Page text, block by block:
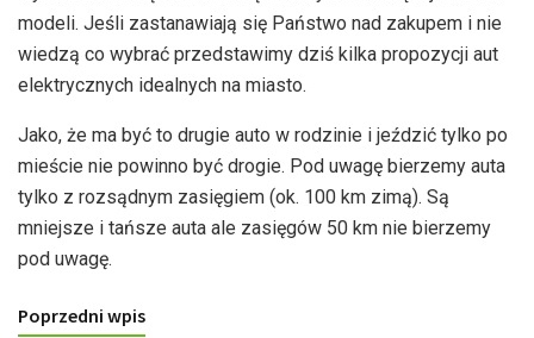
modeli. Jeśli zastanawiają się Państwo nad zakupem i nie
wiedzą co wybrać przedstawimy dziś kilka propozycji aut
elektrycznych idealnych na miasto.
Jako, że ma być to drugie auto w rodzinie i jeździć tylko po
mieście nie powinno być drogie. Pod uwagę bierzemy auta
tylko z rozsądnym zasięgiem (ok. 100 km zimą). Są
mniejsze i tańsze auta ale zasięgów 50 km nie bierzemy
pod uwagę.
Poprzedni wpis